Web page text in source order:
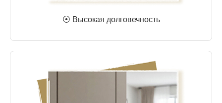
⦿ Высокая долговечность